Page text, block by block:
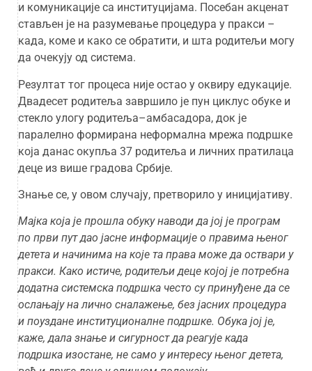
и комуникације са институцијама. Посебан акценат
стављен је на разумевање процедура у пракси –
када, коме и како се обратити, и шта родитељи могу
да очекују од система.
Резултат тог процеса није остао у оквиру едукације.
Двадесет родитеља завршило је пун циклус обуке и
стекло улогу родитеља–амбасадора, док је
паралелно формирана неформална мрежа подршке
која данас окупља 37 родитеља и личних пратилаца
деце из више градова Србије.
Знање се, у овом случају, претворило у иницијативу.
Мајка која је прошла обуку наводи да јој је програм
по први пут дао јасне информације о правима њеног
детета и начинима на које та права може да оствари у
пракси. Како истиче, родитељи деце којој је потребна
додатна системска подршка често су принуђене да се
ослањају на лично сналажење, без јасних процедура
и поуздане институционалне подршке. Обука јој је,
каже, дала знање и сигурност да реагује када
подршка изостане, не само у интересу њеног детета,